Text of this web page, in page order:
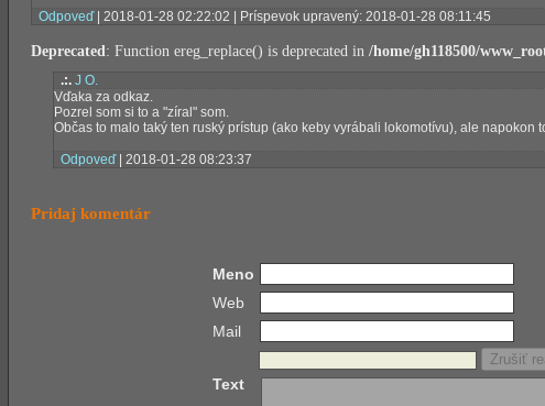
Odpoveď| 2018-01-28 02:22:02 | Príspevok upravený: 2018-01-28 08:11:45
Deprecated: Function ereg_replace() is deprecated in /home/gh118500/
.:. J O.
Vďaka za odkaz.
Pozrel som si to a "zíral" som.
Občas to malo taký ten ruský prístup (ako keby vyrábali lokomotívu), ale napokon
Odpoveď| 2018-01-28 08:23:37
Pridaj komentár
Meno
Web
Mail
Text